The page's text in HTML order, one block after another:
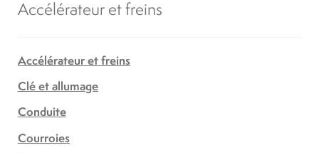
Accélérateur et freins
Accélérateur et freins
Clé et allumage
Conduite
Courroies